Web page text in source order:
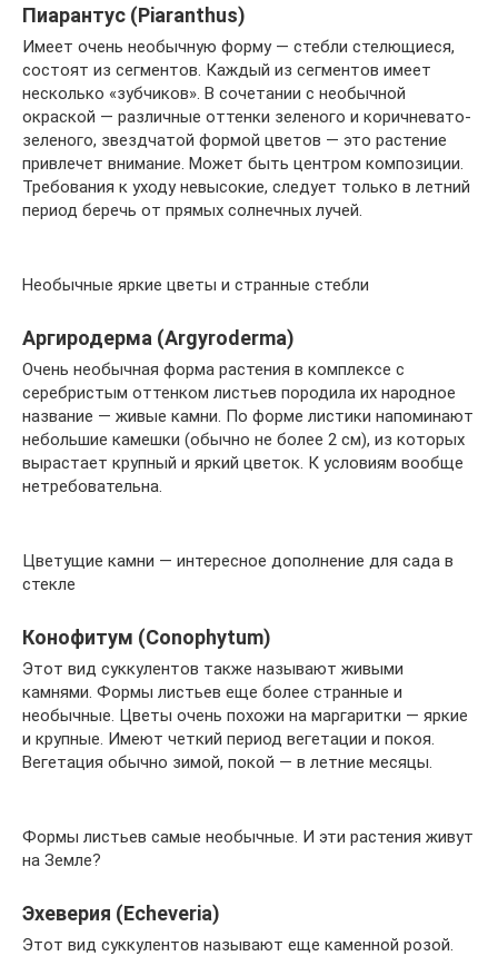
Пиарантус (Piaranthus)
Имеет очень необычную форму — стебли стелющиеся,
состоят из сегментов. Каждый из сегментов имеет
несколько «зубчиков». В сочетании с необычной
окраской — различные оттенки зеленого и коричневато-
зеленого, звездчатой формой цветов — это растение
привлечет внимание. Может быть центром композиции.
Требования к уходу невысокие, следует только в летний
период беречь от прямых солнечных лучей.
Необычные яркие цветы и странные стебли
Аргиродерма (Argyroderma)
Очень необычная форма растения в комплексе с
серебристым оттенком листьев породила их народное
название — живые камни. По форме листики напоминают
небольшие камешки (обычно не более 2 см), из которых
вырастает крупный и яркий цветок. К условиям вообще
нетребовательна.
Цветущие камни — интересное дополнение для сада в
стекле
Конофитум (Conophytum)
Этот вид суккулентов также называют живыми
камнями. Формы листьев еще более странные и
необычные. Цветы очень похожи на маргаритки — яркие
и крупные. Имеют четкий период вегетации и покоя.
Вегетация обычно зимой, покой — в летние месяцы.
Формы листьев самые необычные. И эти растения живут
на Земле?
Эхеверия (Echeveria)
Этот вид суккулентов называют еще каменной розой.